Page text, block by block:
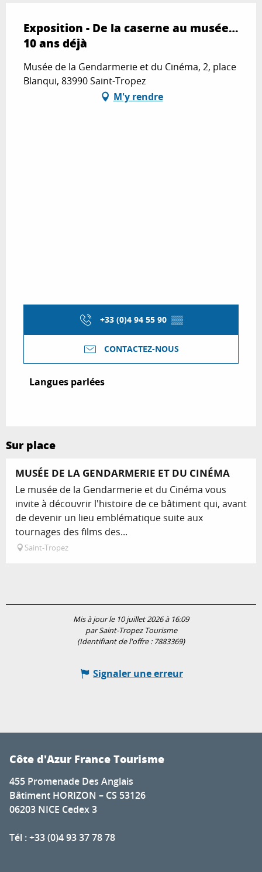
Exposition - De la caserne au musée…
10 ans déjà
Musée de la Gendarmerie et du Cinéma, 2, place
Blanqui, 83990 Saint-Tropez
M'y rendre
+33 (0)4 94 55 90 ▒▒
CONTACTEZ-NOUS
Langues parlées
Langues parlées
Sur place
MUSÉE DE LA GENDARMERIE ET DU CINÉMA
Le musée de la Gendarmerie et du Cinéma vous
invite à découvrir l'histoire de ce bâtiment qui, avant
de devenir un lieu emblématique suite aux
tournages des films des...
Saint-Tropez
Mis à jour le 10 juillet 2026 à 16:09
par Saint-Tropez Tourisme
(Identifiant de l'offre : 7883369)
Signaler une erreur
Côte d'Azur France Tourisme
455 Promenade Des Anglais
Bâtiment HORIZON – CS 53126
06203 NICE Cedex 3
Tél : +33 (0)4 93 37 78 78